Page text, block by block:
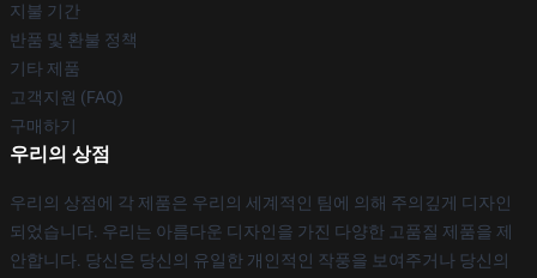
지불 기간
반품 및 환불 정책
기타 제품
고객지원 (FAQ)
구매하기
우리의 상점
우리의 상점에 각 제품은 우리의 세계적인 팀에 의해 주의깊게 디자인
되었습니다. 우리는 아름다운 디자인을 가진 다양한 고품질 제품을 제
안합니다. 당신은 당신의 유일한 개인적인 작풍을 보여주거나 당신의